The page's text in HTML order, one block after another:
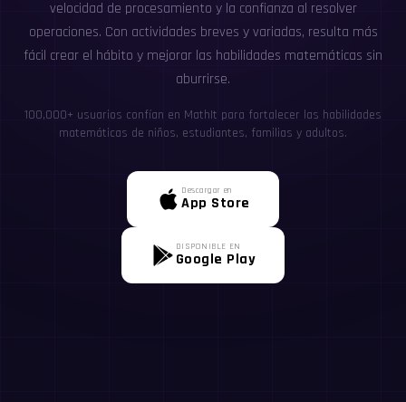
velocidad de procesamiento y la confianza al resolver
operaciones. Con actividades breves y variadas, resulta más
fácil crear el hábito y mejorar las habilidades matemáticas sin
aburrirse.
100,000+ usuarios confían en MathIt para fortalecer las habilidades
matemáticas de niños, estudiantes, familias y adultos.
Descargar en
App Store
DISPONIBLE EN
Google Play